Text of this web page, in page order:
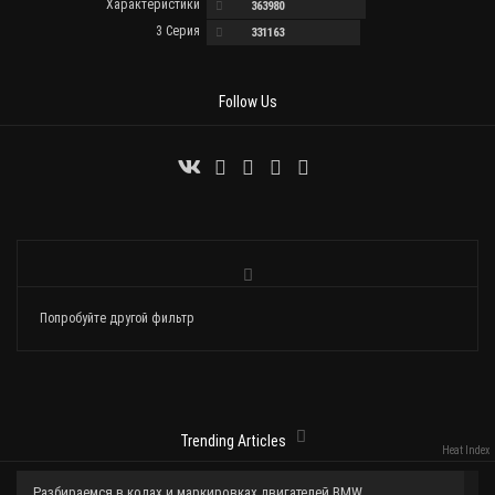
Характеристики 363980
3 Серия 331163
Follow Us
Попробуйте другой фильтр
Trending Articles
Heat Index